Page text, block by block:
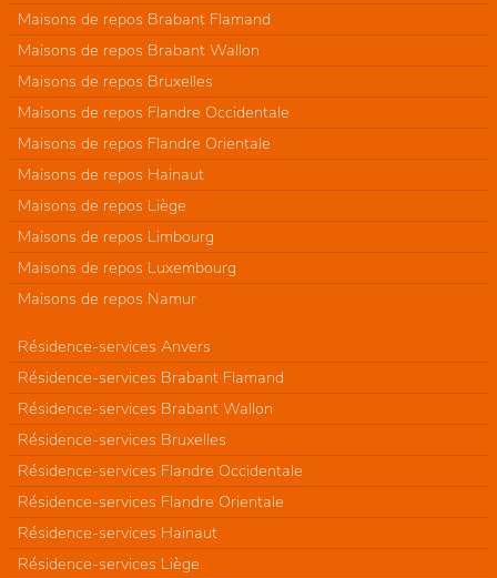
Maisons de repos Brabant Flamand
Maisons de repos Brabant Wallon
Maisons de repos Bruxelles
Maisons de repos Flandre Occidentale
Maisons de repos Flandre Orientale
Maisons de repos Hainaut
Maisons de repos Liège
Maisons de repos Limbourg
Maisons de repos Luxembourg
Maisons de repos Namur
Résidence-services Anvers
Résidence-services Brabant Flamand
Résidence-services Brabant Wallon
Résidence-services Bruxelles
Résidence-services Flandre Occidentale
Résidence-services Flandre Orientale
Résidence-services Hainaut
Résidence-services Liège